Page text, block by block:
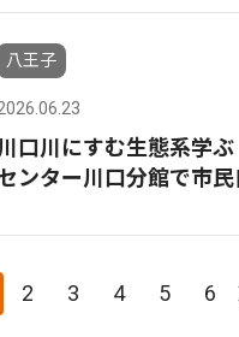
八王子
口川にすむ生態系学
ンター川口分館で市
2 3 4 5 6